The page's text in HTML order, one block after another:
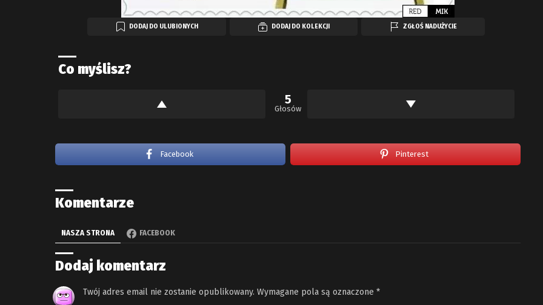
DODAJ DO ULUBIONYCH DODAJ DO KOLEKCJI ZGŁOŚ NADUŻYCIE
Co myślisz?
5
Głosów
Facebook Pinterest
Komentarze
NASZA STRONA FACEBOOK
Dodaj komentarz
Twój adres email nie zostanie opublikowany. Wymagane pola są oznaczone *